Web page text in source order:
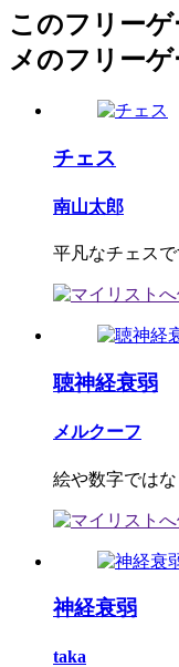
このフリー
メのフリーゲ
チェス
南山太郎
平凡なチェスで
聴神経衰弱
メルクーフ
絵や数字では
神経衰弱
taka